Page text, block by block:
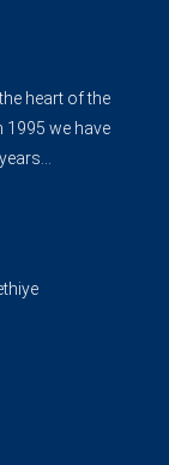
heart of the
1995 we have